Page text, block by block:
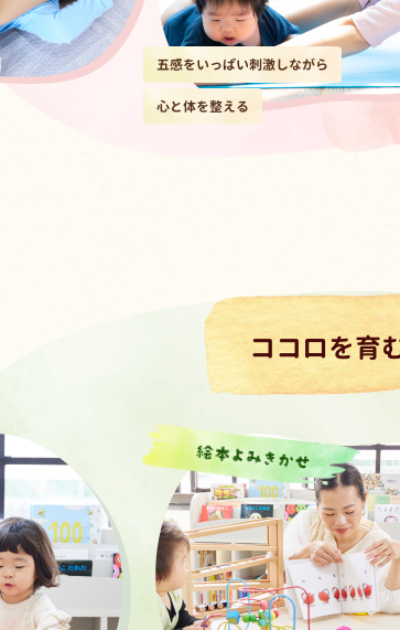
五感をいっぱい刺激しながら
心と体を整える
ココロを育